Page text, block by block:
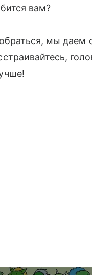
вам?
мы даем